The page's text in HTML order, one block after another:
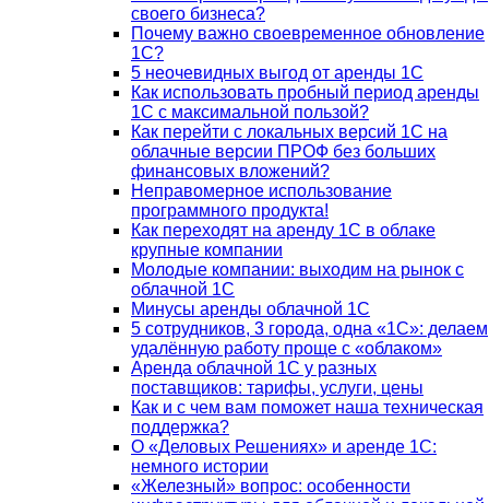
своего бизнеса?
Почему важно своевременное обновление
1С?
5 неочевидных выгод от аренды 1С
Как использовать пробный период аренды
1С с максимальной пользой?
Как перейти с локальных версий 1С на
облачные версии ПРОФ без больших
финансовых вложений?
Неправомерное использование
программного продукта!
Как переходят на аренду 1С в облаке
крупные компании
Молодые компании: выходим на рынок с
облачной 1С
Минусы аренды облачной 1С
5 сотрудников, 3 города, одна «1С»: делаем
удалённую работу проще с «облаком»
Аренда облачной 1С у разных
поставщиков: тарифы, услуги, цены
Как и с чем вам поможет наша техническая
поддержка?
О «Деловых Решениях» и аренде 1С:
немного истории
«Железный» вопрос: особенности